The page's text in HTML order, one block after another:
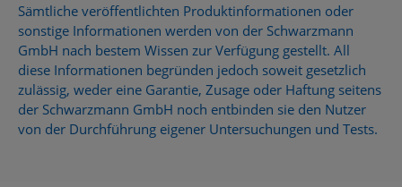
Sämtliche veröffentlichten Produktinformationen oder
sonstige Informationen werden von der Schwarzmann
GmbH nach bestem Wissen zur Verfügung gestellt. All
diese Informationen begründen jedoch soweit gesetzlich
zulässig, weder eine Garantie, Zusage oder Haftung seitens
der Schwarzmann GmbH noch entbinden sie den Nutzer
von der Durchführung eigener Untersuchungen und Tests.